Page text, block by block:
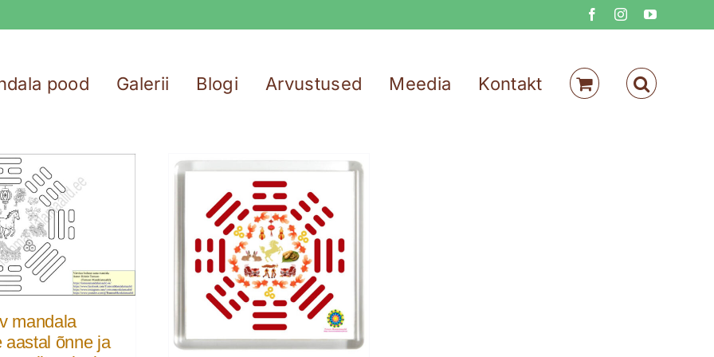
FacebookInstagramYouTube
pood Galerii Blogi Arvustused Meedia Kontakt
mandala
aastal õnne ja